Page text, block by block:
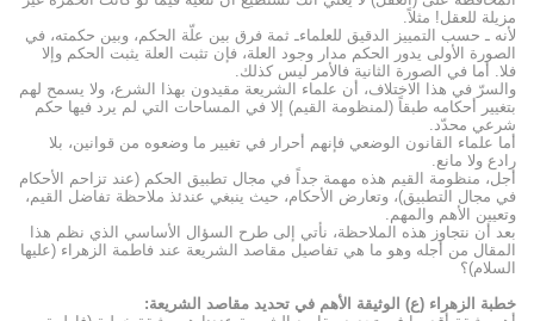
مزيلة للعقل! مثلاً.
لأنه ـ حسب التمييز الدقيق للعلماءـ ثمة فرق بين علّة الحكم، وبين حكمته، في
الصورة الأولى يدور الحكم مدار وجود العلة، فإن تثبت العلة يثبت الحكم وإلا
فلا. أما في الصورة الثانية فالأمر ليس كذلك.
والسرّ في هذا الاختلاف، أن علماء الشريعة مقيدون بهذا الشرع، ولا يسمح لهم
بتغيير أحكامه طبقاً (لمنظومة القيم) إلا في المساحات التي لم يرد فيها حكم
شرعي محدّد.
أما علماء القانون الوضعي فإنهم أحرار في تغيير ما وضعوه من قوانين، بلا
رادع ولا مانع.
أجل، منظومة القيم هذه مهمة جداً في مجال تطبيق الحكم (عند تزاحم الأحكام
في مجال التطبيق)، وتعارض الأحكام، حيث ينبغي عندئذ ملاحظة تفاضل القيم،
وتعيين الأهم والمهم.
بعد أن نتجاوز هذه الملاحظة، نأتي إلى طرح السؤال الأساسي الذي نظم هذا
المقال من أجله وهو ما هي تفاصيل مقاصد الشريعة عند فاطمة الزهراء (عليها
السلام)؟
خطبة الزهراء (ع) الوثيقة الأهم في تحديد مقاصد الشريعة: